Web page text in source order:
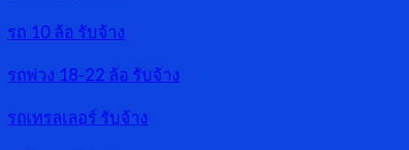
รถ 10 ล้อ รับจ้าง
รถพ่วง 18-22 ล้อ รับจ้าง
รถเทรลเลอร์ รับจ้าง